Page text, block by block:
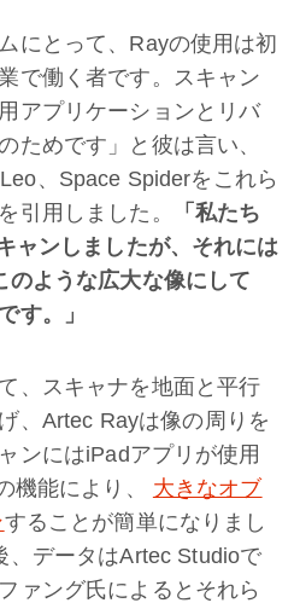
にとって、Rayの使用は初
で働く者です。スキャン
アプリケーションとリバ
ためです」と彼は言い、
、Space Spiderをこれら
引用しました。
「私たち
ャンしましたが、それには
のような広大な像にして
す。」
、スキャナを地面と平行
、Artec Rayは像の周りを
ンにはiPadアプリが使用
機能により、 大きなオブ
することが簡単になりまし
、データはArtec Studioで
ァング氏によるとそれら